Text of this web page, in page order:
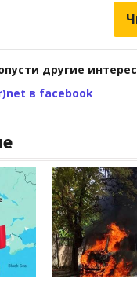
другие
в facebook